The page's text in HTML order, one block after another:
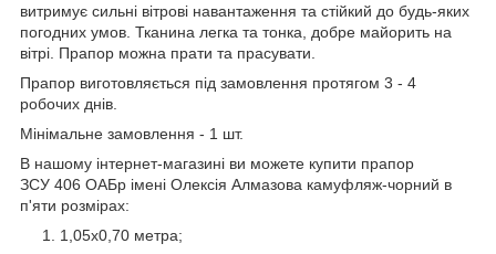
витримує сильні вітрові навантаження та стійкий до будь-яких
погодних умов. Тканина легка та тонка, добре майорить на
вітрі. Прапор можна прати та прасувати.
Прапор виготовляється під замовлення протягом 3 - 4
робочих днів.
Мінімальне замовлення - 1 шт.
В нашому інтернет-магазині ви можете купити прапор
ЗСУ 406 ОАБр імені Олексія Алмазова камуфляж-чорний в
п'яти розмірах:
1,05х0,70 метра;